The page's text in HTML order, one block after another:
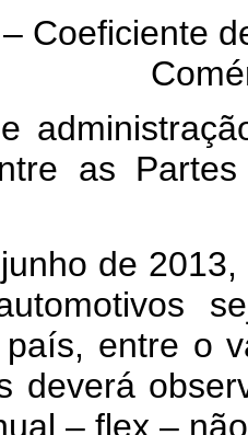
Coeficiente
as
de
entre o
deverá
– flex –